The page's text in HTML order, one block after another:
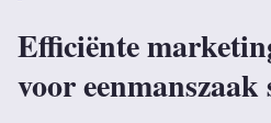
Efficiënte
voor eenmanszaak